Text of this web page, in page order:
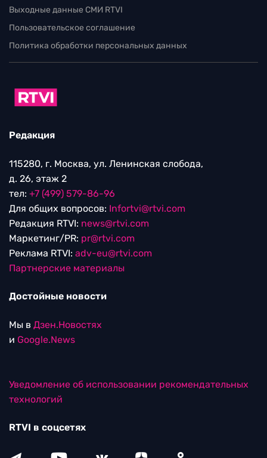
Выходные данные СМИ RTVI
Пользовательское соглашение
Политика обработки персональных данных
Редакция
115280, г. Москва, ул. Ленинская слобода,
д. 26, этаж 2
тел: +7 (499) 579-86-96
Для общих вопросов: Infortvi@rtvi.com
Редакция RTVI: news@rtvi.com
Маркетинг/PR: pr@rtvi.com
Реклама RTVI: adv-eu@rtvi.com
Партнерские материалы
Достойные новости
Мы в Дзен.Новостях
и Google.News
Уведомление об использовании рекомендательных
технологий
RTVI в соцсетях